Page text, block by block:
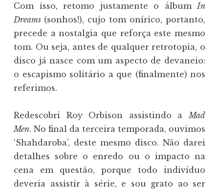
Com isso, retomo justamente o álbum In
Dreams (sonhos!), cujo tom onírico, portanto,
precede a nostalgia que reforça este mesmo
tom. Ou seja, antes de qualquer retrotopia, o
disco já nasce com um aspecto de devaneio:
o escapismo solitário a que (finalmente) nos
referimos.
Redescobri Roy Orbison assistindo a Mad
Men. No final da terceira temporada, ouvimos
‘Shahdaroba’, deste mesmo disco. Não darei
detalhes sobre o enredo ou o impacto na
cena em questão, porque todo indivíduo
deveria assistir à série, e sou grato ao ser